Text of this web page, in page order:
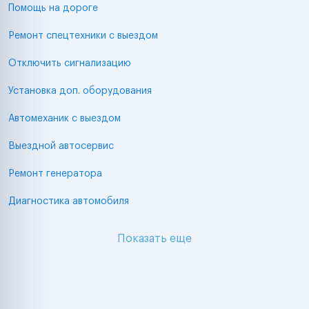
Помощь на дороге
Ремонт спецтехники с выездом
Отключить сигнализацию
Установка доп. оборудования
Автомеханик с выездом
Выездной автосервис
Ремонт генератора
Диагностика автомобиля
Показать еще